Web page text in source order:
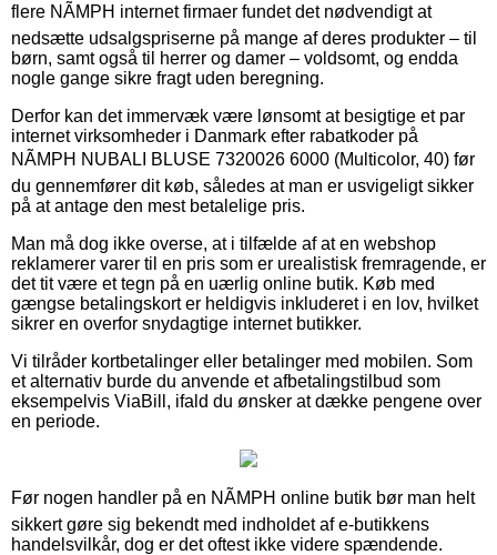
flere NÃMPH internet firmaer fundet det nødvendigt at
nedsætte udsalgspriserne på mange af deres produkter – til
børn, samt også til herrer og damer – voldsomt, og endda
nogle gange sikre fragt uden beregning.
Derfor kan det immervæk være lønsomt at besigtige et par
internet virksomheder i Danmark efter rabatkoder på
NÃMPH NUBALI BLUSE 7320026 6000 (Multicolor, 40) før
du gennemfører dit køb, således at man er usvigeligt sikker
på at antage den mest betalelige pris.
Man må dog ikke overse, at i tilfælde af at en webshop
reklamerer varer til en pris som er urealistisk fremragende, er
det tit være et tegn på en uærlig online butik. Køb med
gængse betalingskort er heldigvis inkluderet i en lov, hvilket
sikrer en overfor snydagtige internet butikker.
Vi tilråder kortbetalinger eller betalinger med mobilen. Som
et alternativ burde du anvende et afbetalingstilbud som
eksempelvis ViaBill, ifald du ønsker at dække pengene over
en periode.
Før nogen handler på en NÃMPH online butik bør man helt
sikkert gøre sig bekendt med indholdet af e-butikkens
handelsvilkår, dog er det oftest ikke videre spændende.